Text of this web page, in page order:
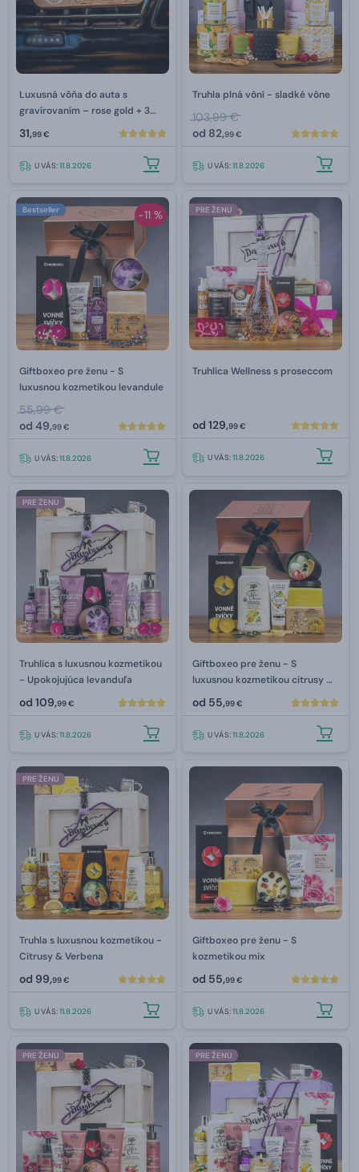
Luxusná vôňa do auta s
gravírovaním –⁠ rose gold + 3
náplne
31,99 €
U VÁS:11.8.2026
Truhla plná vôní - sladké vône
103,99 €
od 82,99 €
U VÁS:11.8.2026
-11 %
Bestseller
Giftboxeo pre ženu - S
luxusnou kozmetikou levandule
55,99 €
od 49,99 €
U VÁS:11.8.2026
PRE ŽENU
Truhlica Wellness s proseccom
od 129,99 €
U VÁS:11.8.2026
PRE ŽENU
Truhlica s luxusnou kozmetikou
- Upokojujúca levanduľa
od 109,99 €
U VÁS:11.8.2026
Giftboxeo pre ženu - S
luxusnou kozmetikou citrusy &
verbena
od 55,99 €
U VÁS:11.8.2026
PRE ŽENU
Truhla s luxusnou kozmetikou -
Citrusy & Verbena
od 99,99 €
U VÁS:11.8.2026
Giftboxeo pre ženu - S
kozmetikou mix
od 55,99 €
U VÁS:11.8.2026
PRE ŽENU PRE ŽENU